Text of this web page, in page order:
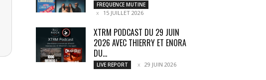
FREQUENCE MUTINE
15 JUILLET 2026
XTRM PODCAST DU 29 JUIN
2026 AVEC THIERRY ET ENORA
DU...
LIVE REPORT 29 JUIN 2026